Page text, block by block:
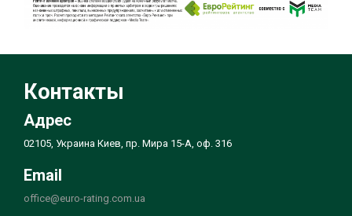
Контакты
Адрес
02105, Украина Киев, пр. Мира 15-А, оф. 316
Email
office@euro-rating.com.ua